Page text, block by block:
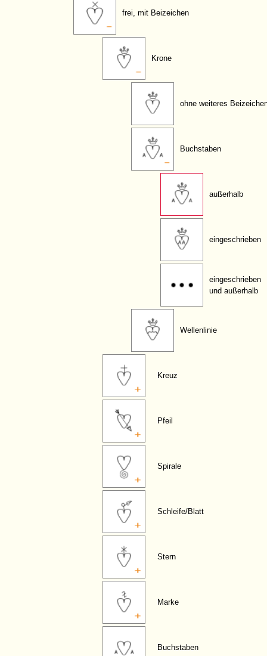
frei, mit Beizeichen
Krone
ohne weiteres
Buchstaben
außerhalb
eingeschrieben
eingeschrieben
und außerhalb
Wellenlinie
Kreuz
Pfeil
Spirale
Schleife/Blatt
Stern
Marke
Buchstaben